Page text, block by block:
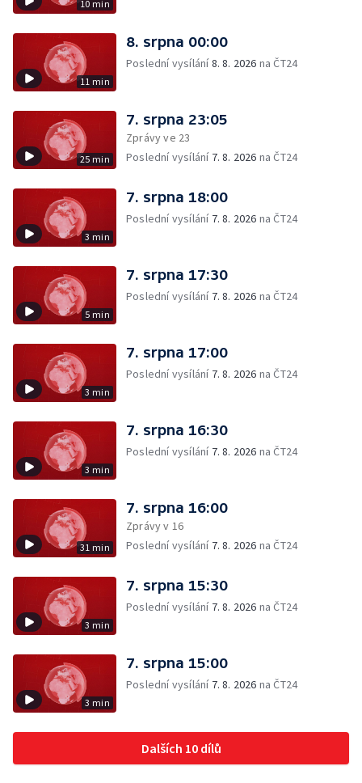
10 min
11 min
8. srpna 00:00
Poslední vysílání8. 8. 2026 na ČT24
25 min
7. srpna 23:05
Zprávy ve 23
Poslední vysílání 7. 8. 2026 na ČT24
3 min
7. srpna 18:00
Poslední vysílání 7. 8. 2026 na ČT24
5 min
7. srpna 17:30
Poslední vysílání 7. 8. 2026 na ČT24
3 min
7. srpna 17:00
Poslední vysílání 7. 8. 2026 na ČT24
3 min
7. srpna 16:30
Poslední vysílání 7. 8. 2026 na ČT24
31 min
7. srpna 16:00
Zprávy v 16
Poslední vysílání 7. 8. 2026 na ČT24
3 min
7. srpna 15:30
Poslední vysílání 7. 8. 2026 na ČT24
3 min
7. srpna 15:00
Poslední vysílání 7. 8. 2026 na ČT24
Dalších 10 dílů